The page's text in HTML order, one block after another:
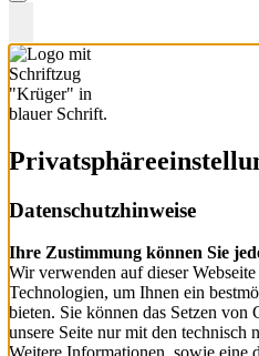
Datenschutzhinweise
Ihre Zustimmung können Sie
Wir verwenden auf dieser
Technologien, um Ihnen ein
bieten. Sie können das Setzen von
unsere Seite nur mit den technisch